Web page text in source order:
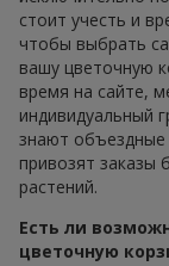
стоит учесть и
чтобы выбрать
вашу цветочную
время на сайте,
индивидуальный
знают объездные
привозят заказы
растений.
Есть ли
цветочную